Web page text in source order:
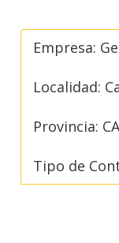
Empresa:
Localidad:
Provincia:
Tipo de